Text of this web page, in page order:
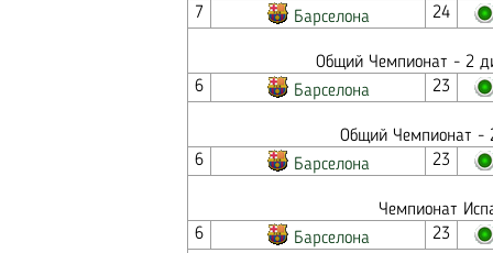
7
Барселона 24
Общий Чемпионат - 2
6
Барселона 23
Общий Чемпионат -
6
Барселона 23
Чемпионат
6
Барселона 23